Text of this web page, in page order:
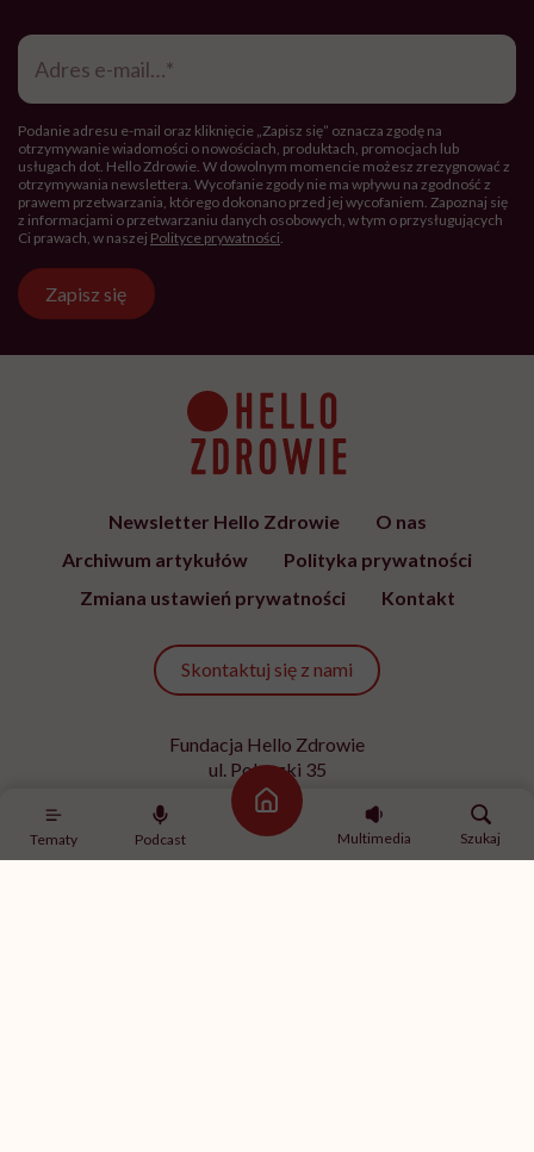
Tematy Podcast
Strona główna
Multimedia
Szukaj
Adres
mail*
Podanie adresu e-mail oraz kliknięcie „Zapisz się” oznacza zgodę na
otrzymywanie wiadomości o nowościach, produktach, promocjach lub
usługach dot. Hello Zdrowie. W dowolnym momencie możesz zrezygnować z
otrzymywania newslettera. Wycofanie zgody nie ma wpływu na zgodność z
prawem przetwarzania, którego dokonano przed jej wycofaniem. Zapoznaj się
z informacjami o przetwarzaniu danych osobowych, w tym o przysługujących
Ci prawach, w naszej Polityce prywatności.
Zapisz się
Newsletter Hello Zdrowie
O nas
Archiwum artykułów
Polityka prywatności
Zmiana ustawień prywatności
Kontakt
Skontaktuj się z nami
Fundacja Hello Zdrowie
ul. Poleczki 35
02-822 Warszawa
NIP 9512613236
Kontakt z redakcją